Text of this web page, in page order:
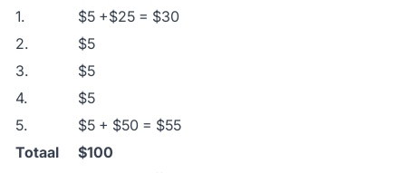
1.
$5 +$25 = $30
2.
$5
3.
$5
4.
$5
5.
$5 + $50 = $55
Totaal
$100